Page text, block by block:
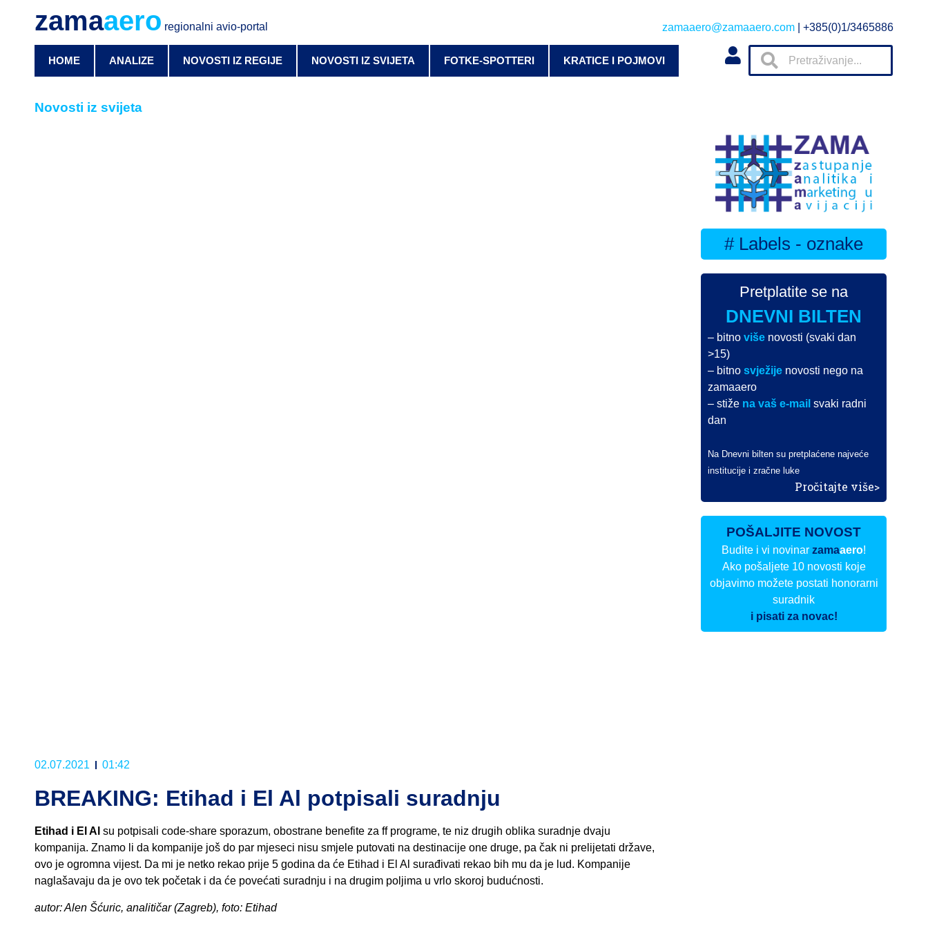
zamaaero regionalni avio-portal zamaaero@zamaaero.com | +385(0)1/3465886
HOME ANALIZE NOVOSTI IZ REGIJE NOVOSTI IZ SVIJETA FOTKE-SPOTTERI KRATICE I POJMOVI
Novosti iz svijeta
02.07.2021 01:42
BREAKING: Etihad i El Al potpisali suradnju
Etihad i El Al su potpisali code-share sporazum, obostrane benefite za ff programe, te niz drugih oblika suradnje dvaju
kompanija. Znamo li da kompanije još do par mjeseci nisu smjele putovati na destinacije one druge, pa čak ni prelijetati države,
ovo je ogromna vijest. Da mi je netko rekao prije 5 godina da će Etihad i El Al surađivati rekao bih mu da je lud. Kompanije
naglašavaju da je ovo tek početak i da će povećati suradnju i na drugim poljima u vrlo skoroj budućnosti.
autor: Alen Šćuric, analitičar (Zagreb), foto: Etihad
# Labels - oznake
Pretplatite se na
DNEVNI BILTEN
– bitnoviše novosti (svaki dan
>15)
– bitnosvježije novosti nego na
zamaaero
– stiže na vaš e-mail svaki radni
dan
Na Dnevni bilten su pretplaćene najveće
institucije i zračne luke
Pročitajte više>
POŠALJITE NOVOST
Budite i vi novinarzamaaero!
Ako pošaljete 10 novosti koje
objavimo možete postati honorarni
suradnik
i pisati za novac!